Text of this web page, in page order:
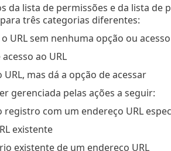
da lista de permissões e da lista
três categorias diferentes:
URL sem nenhuma opção ou acesso
ao URL
mas dá a opção de acessar
gerenciada pelas ações a seguir:
com um endereço URL
existente
existente de um endereço URL